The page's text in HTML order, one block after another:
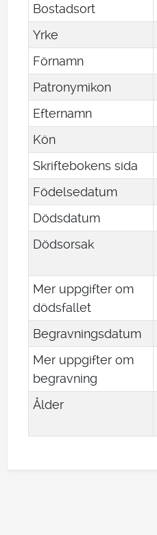
Bostadsort
Yrke
Förnamn
Patronymikon
Efternamn
Kön
Skriftebokens sida
Födelsedatum
Dödsdatum
Dödsorsak
Mer uppgifter om
dödsfallet
Begravningsdatum
Mer uppgifter om
begravning
Ålder